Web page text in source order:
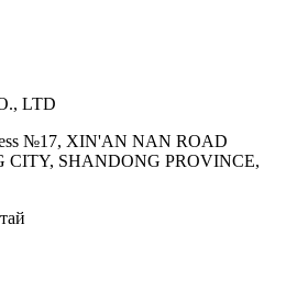
LTD
№17, XIN'AN NAN ROAD
CITY, SHANDONG PROVINCE,